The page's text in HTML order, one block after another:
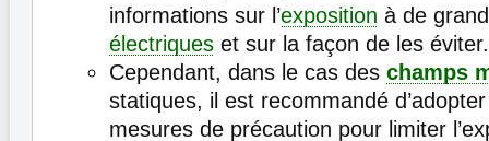
informations sur l’exposition à de
électriques et sur la façon de les éviter.
Cependant, dans le cas des champs
statiques, il est recommandé
mesures de précaution pour limiter